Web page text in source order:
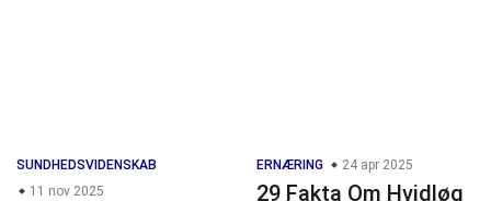
SUNDHEDSVIDENSKAB
11 nov 2025
ERNÆRING 24 apr 2025
29 Fakta Om Hvidløg